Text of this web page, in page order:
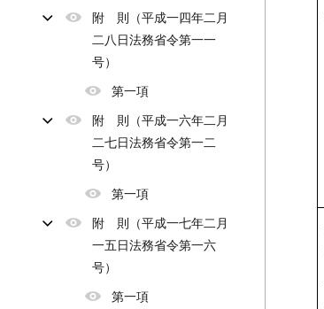
附 則（平成一四年二月
二八日法務省令第一一
号）
第一項
附 則（平成一六年二月
二七日法務省令第一二
号）
第一項
附 則（平成一七年二月
一五日法務省令第一六
号）
第一項